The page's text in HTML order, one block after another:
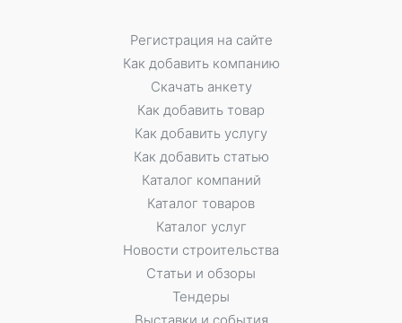
Регистрация на сайте
Как добавить компанию
Скачать анкету
Как добавить товар
Как добавить услугу
Как добавить статью
Каталог компаний
Каталог товаров
Каталог услуг
Новости строительства
Статьи и обзоры
Тендеры